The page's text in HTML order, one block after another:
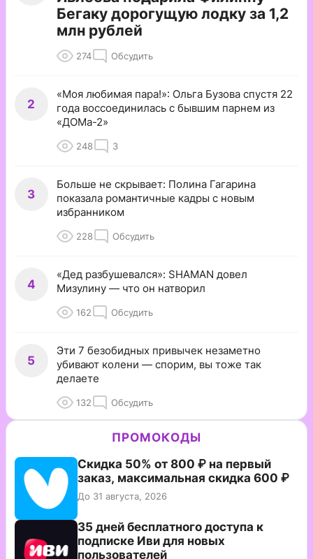
Бегаку дорогущую лодку за 1,2
млн рублей
274 Обсудить
2
«Моя любимая пара!»: Ольга Бузова спустя 22
года воссоединилась с бывшим парнем из
«ДОМа-2»
248 3
3
Больше не скрывает: Полина Гагарина
показала романтичные кадры с новым
избранником
228 Обсудить
4
«Дед разбушевался»: SHAMAN довел
Мизулину — что он натворил
162 Обсудить
5
Эти 7 безобидных привычек незаметно
убивают колени — спорим, вы тоже так
делаете
132 Обсудить
ПРОМОКОДЫ
Скидка 50% от 800 ₽ на первый
заказ, максимальная скидка 600 ₽
До 31 августа, 2026
35 дней бесплатного доступа к
подписке Иви для новых
пользователей